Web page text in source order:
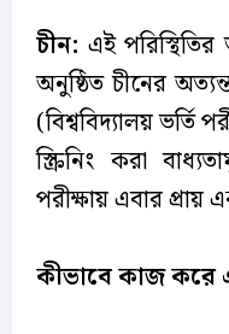
চীন: এই পরিস্থিতির
অনুষ্ঠিত চীনের
(বিশ্ববিদ্যালয় ভর্তি
স্ক্রিনিং করা
পরীক্ষায় এবার প্রায়
কীভাবে কাজ করে